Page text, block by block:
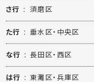
さ行 須磨区
た行 垂水区・中央区
な行 ⾧田区・西区
は行 東灘区・兵庫区